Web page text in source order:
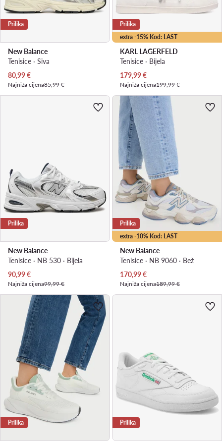
Prilika
New Balance
Tenisice · Siva
Trenutna cijena
80,99€
Najniža cijena85,99 €
extra -15% Kod: LAST
Prilika
KARL LAGERFELD
Tenisice · Bijela
Trenutna cijena
179,99€
Najniža cijena199,99 €
Prilika
New Balance
Tenisice · NB 530 · Bijela
Trenutna cijena
90,99€
Najniža cijena99,99 €
extra -10% Kod: LAST
Prilika
New Balance
Tenisice · NB 9060 · Bež
Trenutna cijena
170,99€
Najniža cijena189,99 €
Prilika Prilika